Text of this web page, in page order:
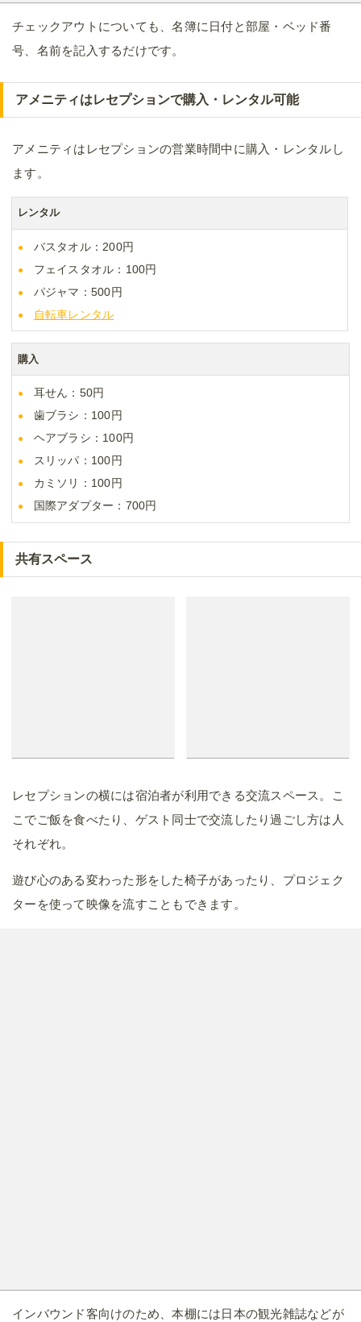
チェックアウトについても、名簿に日付と部屋・ベッド番
号、名前を記入するだけです。
アメニティはレセプションで購入・レンタル可能
アメニティはレセプションの営業時間中に購入・レンタルし
ます。
レンタル
バスタオル：200円
フェイスタオル：100円
パジャマ：500円
自転車レンタル
購入
耳せん：50円
歯ブラシ：100円
ヘアブラシ：100円
スリッパ：100円
カミソリ：100円
国際アダプター：700円
共有スペース
レセプションの横には宿泊者が利用できる交流スペース。こ
こでご飯を食べたり、ゲスト同士で交流したり過ごし方は人
それぞれ。
遊び心のある変わった形をした椅子があったり、プロジェク
ターを使って映像を流すこともできます。
インバウンド客向けのため、本棚には日本の観光雑誌などが